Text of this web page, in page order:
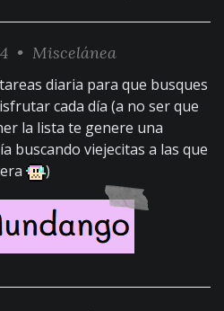
• Miscelánea
diaria para que busques
cada día (a no ser que
la lista te genere una
buscando viejecitas a las que
)